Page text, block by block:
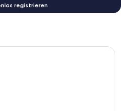
registrieren